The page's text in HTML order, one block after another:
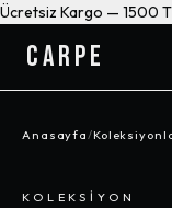
Ücretsiz Kargo — 1500
CARPE
Anasayfa/
KOLEKSIYON